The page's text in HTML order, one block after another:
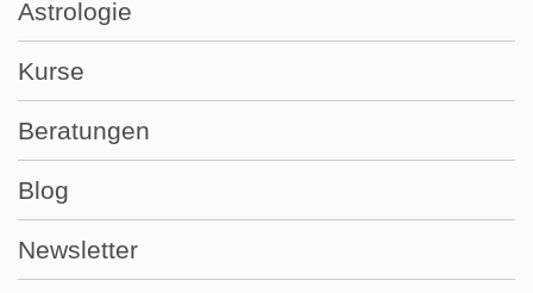
Astrologie
Kurse
Beratungen
Blog
Newsletter